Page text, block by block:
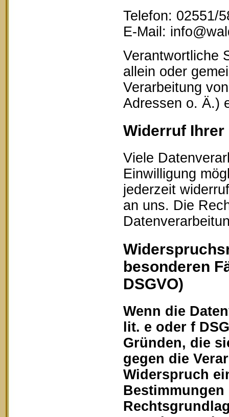
Telefon: 02551/
E-Mail:
Verantwortliche
allein oder
Verarbeitung
Adressen o. Ä.)
Widerruf
Viele
Einwilligung
jederzeit
an uns. Die
besonderen
DSGVO)
Wenn die
lit. e oder f
Gründen, die
gegen die
Widerspruch